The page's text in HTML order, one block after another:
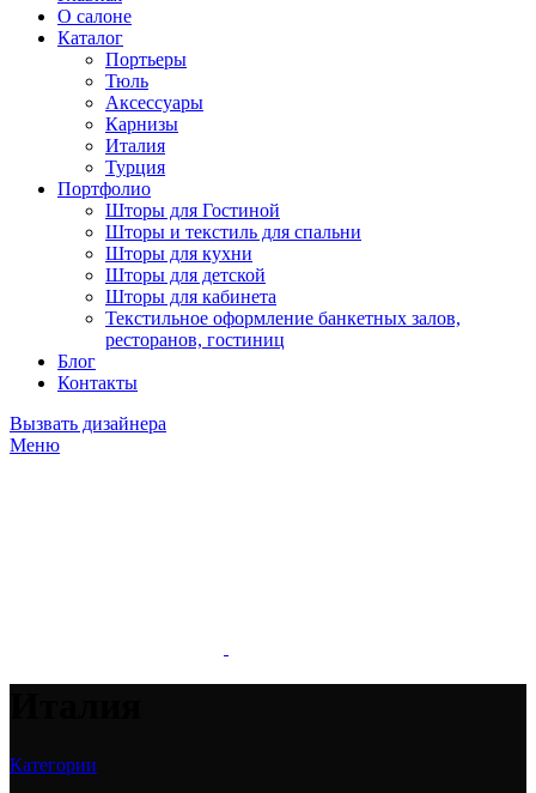
О салоне
Каталог
Портьеры
Тюль
Аксессуары
Карнизы
Италия
Турция
Портфолио
Шторы для Гостиной
Шторы и текстиль для спальни
Шторы для кухни
Шторы для детской
Шторы для кабинета
Текстильное оформление банкетных залов,
ресторанов, гостиниц
Блог
Контакты
Вызвать дизайнера
Меню
Категории